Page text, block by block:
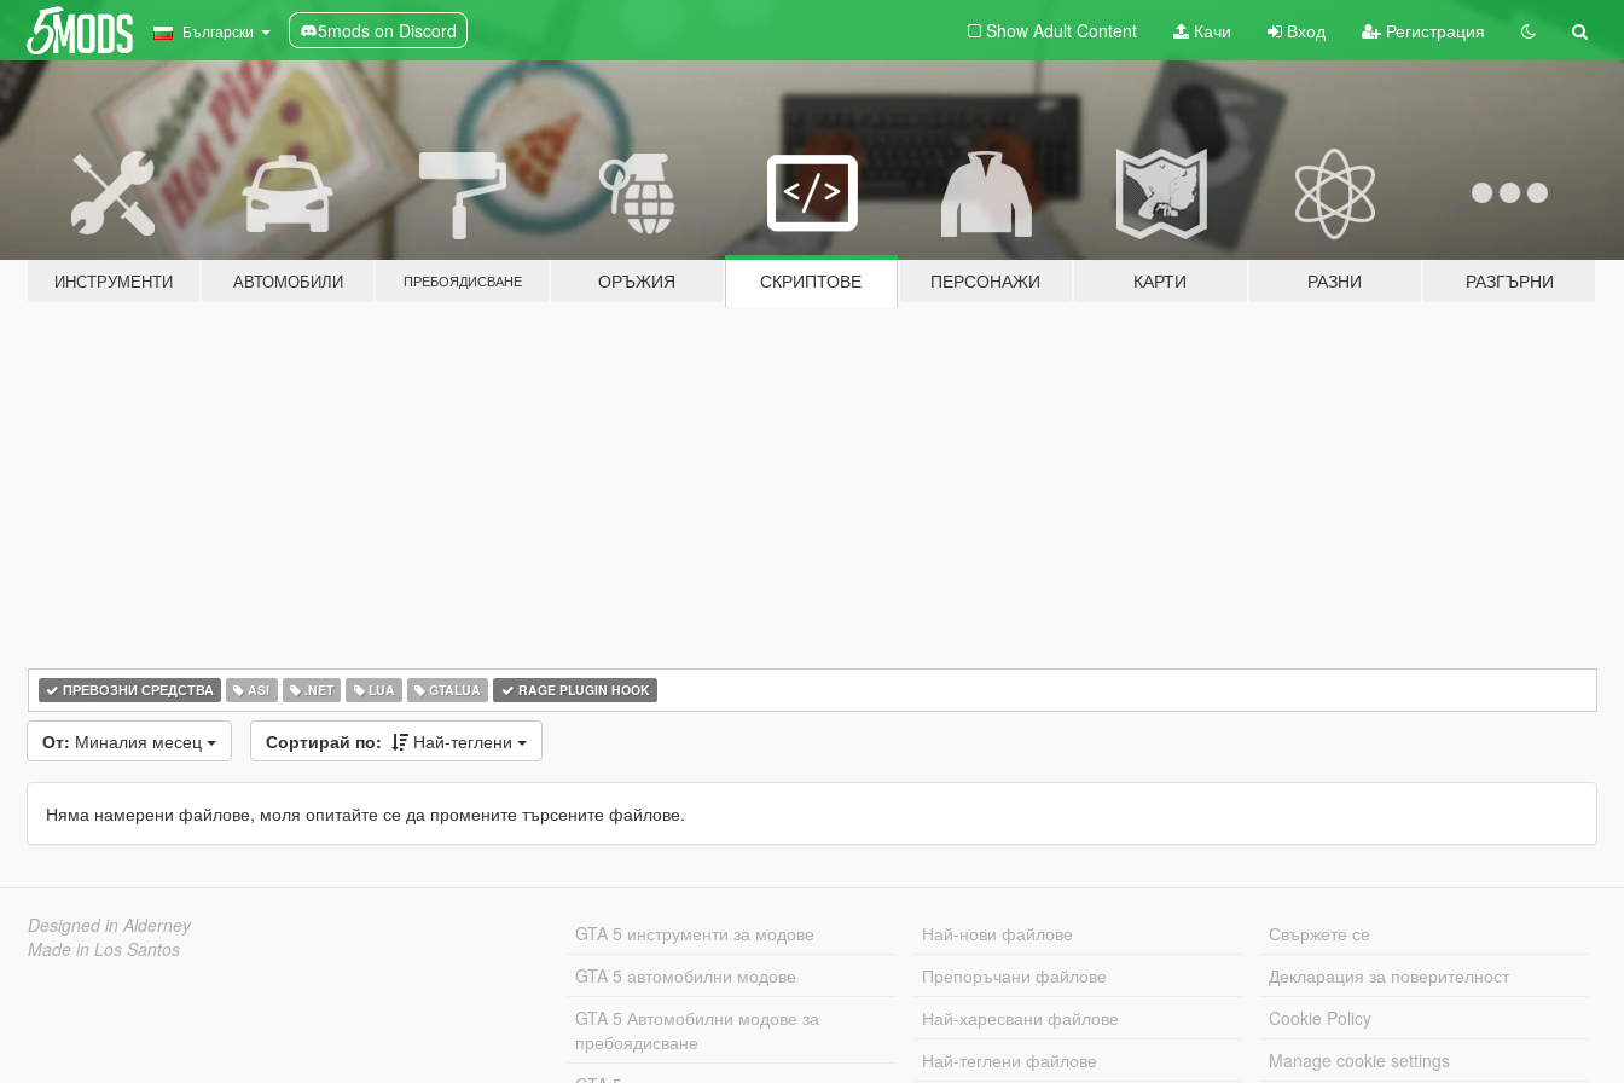
Български 5mods on Discord Show Adult Content Качи Вход Регистрация
ИНСТРУМЕНТИ АВТОМОБИЛИ ПРЕБОЯДИСВАНЕ ОРЪЖИЯ СКРИПТОВЕ ПЕРСОНАЖИ КАРТИ РАЗНИ РАЗГЪРНИ
ПРЕВОЗНИ СРЕДСТВА ASI .NET LUA GTALUA RAGE PLUGIN HOOK
От: Миналия месец Сортирай по: Най-теглени
Няма намерени файлове, моля опитайте се да промените търсените файлове.
Designed in Alderney
Made in Los Santos
GTA 5 инструменти за модове
GTA 5 автомобилни модове
GTA 5 Автомобилни модове за
пребоядисване
Най-нови файлове
Препоръчани файлове
Най-харесвани файлове
Най-теглени файлове
Свържете се
Декларация за поверителност
Cookie Policy
Manage cookie settings